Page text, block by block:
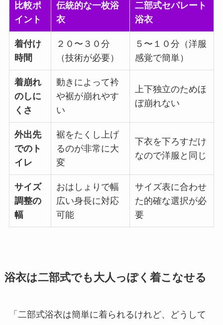
比較ポ
イント
伝統的な一枚浴
衣
二部式セパレート
浴衣
着付け
時間
２０〜３０分
（技術が必要）
５〜１０分（洋服
感覚で簡単）
着崩れ
のしに
くさ
動きによって衿
や裾が崩れやす
い
上下独立のためほ
ぼ崩れない
外出先
でのト
イレ
裾をたくし上げ
るのが非常に大
変
下衣を下ろすだけ
なので洋服と同じ
サイズ
調整の
幅
おはしょりで幅
広い身長に対応
可能
サイズ表に合わせ
た的確な選択が必
要
浴衣は二部式でも大人っぽく着こなせる
「二部式浴衣は簡単に着られるけれど、どうして